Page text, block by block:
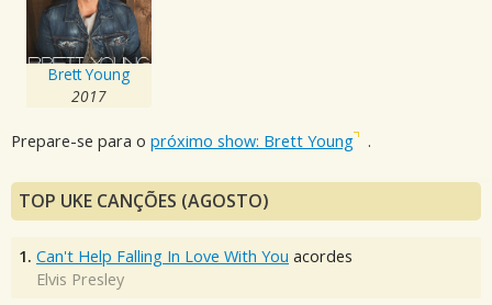
Brett Young
2017
Prepare-se para o próximo show: Brett Young .
TOP UKE CANÇÕES (AGOSTO)
1. Can't Help Falling In Love With You acordes
Elvis Presley